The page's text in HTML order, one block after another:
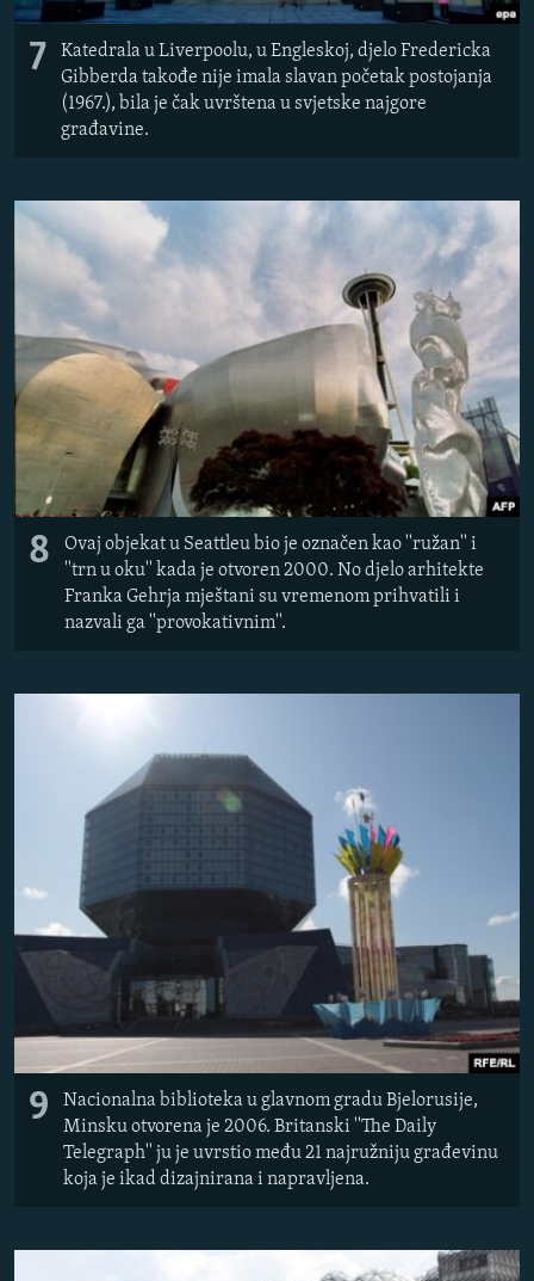
7
Katedrala u Liverpoolu, u Engleskoj, djelo Fredericka
Gibberda takođe nije imala slavan početak postojanja
(1967.), bila je čak uvrštena u svjetske najgore
građavine.
8
Ovaj objekat u Seattleu bio je označen kao ''ružan'' i
''trn u oku'' kada je otvoren 2000. No djelo arhitekte
Franka Gehrja mještani su vremenom prihvatili i
nazvali ga ''provokativnim''.
9
Nacionalna biblioteka u glavnom gradu Bjelorusije,
Minsku otvorena je 2006. Britanski ''The Daily
Telegraph'' ju je uvrstio među 21 najružniju građevinu
koja je ikad dizajnirana i napravljena.